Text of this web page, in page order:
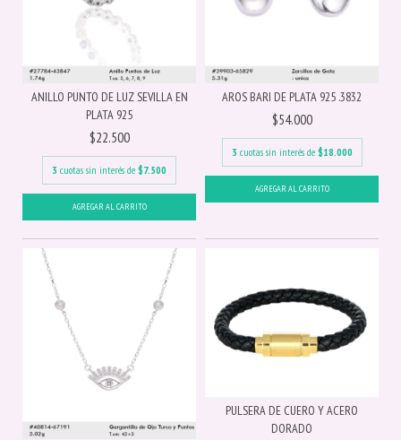
ANILLO PUNTO DE LUZ SEVILLA EN
PLATA 925
$22.500
3 cuotas sin interés de $7.500
AROS BARI DE PLATA 925 .3832
$54.000
3 cuotas sin interés de $18.000
PULSERA DE CUERO Y ACERO
DORADO